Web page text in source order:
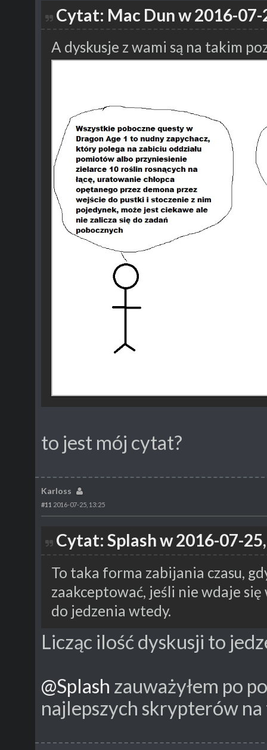
Cytat: Mac Dun w 2016-07-
A dyskusje z wami są na takim
to jest mój cytat?
Karloss
#11 2016-07-25, 13:25
Cytat: Splash w 2016-07-
To taka forma zabijania czasu,
zaakceptować, jeśli nie wdaje
do jedzenia wtedy.
Licząc ilość dyskusji to
@Splash zauważyłem po
najlepszych skrypterów